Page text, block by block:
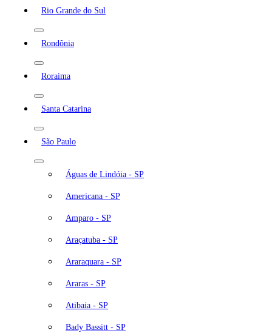
Rio Grande do Sul
Rondônia
Roraima
Santa Catarina
São Paulo
Águas de Lindóia - SP
Americana - SP
Amparo - SP
Araçatuba - SP
Araraquara - SP
Araras - SP
Atibaia - SP
Bady Bassitt - SP